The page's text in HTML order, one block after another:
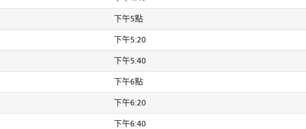
下午5點
下午5:20
下午5:40
下午6點
下午6:20
下午6:40